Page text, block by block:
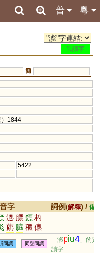
粵
普
異讀字
簡
）1844
5422
--
字 詞例(解釋) / 備
瀌 膘 鏢 杓
藨 臕 穮 儦
猋 髟 墂 飆
同調 同聲同調
「滮piu4 」的異
讀字